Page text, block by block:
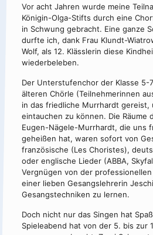
Vor acht Jahren wurde meine
Königin-Olga-Stifts durch eine
in Schwung gebracht. Eine ganze
durfte ich, dank Frau Klundt-
Wolf, als 12. Klässlerin diese
wiederbeleben.
Der Unterstufenchor der Klasse 5-
älteren Chörle (Teilnehmerinnen
in das friedliche Murrhardt gereist,
eintauchen zu können. Die Räume
Eugen-Nägele-Murrhardt, die uns
geheißen hat, waren sofort von
französische (Les Choristes),
oder englische Lieder (ABBA,
Vergnügen von der
einer lieben Gesangslehrerin
Gesangstechniken zu lernen.
Doch nicht nur das Singen hat
Spieleabend hat von der 5. bis zur